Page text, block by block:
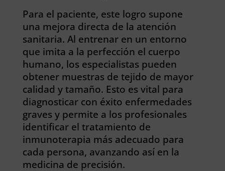
Para el paciente, este logro supone
una mejora directa de la atención
sanitaria. Al entrenar en un entorno
que imita a la perfección el cuerpo
humano, los especialistas pueden
obtener muestras de tejido de mayor
calidad y tamaño. Esto es vital para
diagnosticar con éxito enfermedades
graves y permite a los profesionales
identificar el tratamiento de
inmunoterapia más adecuado para
cada persona, avanzando así en la
medicina de precisión.